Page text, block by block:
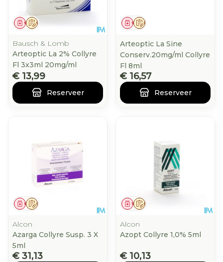
Op voorschrift
Geneesmiddel
Bausch & Lomb
Arteoptic La 2% Collyre
Fl 3x3ml 20mg/ml
€ 13,99
Reserveer
Op voorschrift
Geneesmiddel
Arteoptic La Sine
Conserv.20mg/ml Collyre
Fl 8ml
€ 16,57
Reserveer
Op voorschrift
Geneesmiddel
Alcon
Azarga Collyre Susp. 3 X
5ml
€ 31,13
Op voorschrift
Geneesmiddel
Alcon
Azopt Collyre 1,0% 5ml
€ 10,13